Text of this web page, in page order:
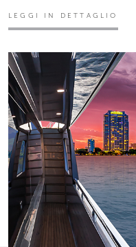
LEGGI IN DETTAGLIO